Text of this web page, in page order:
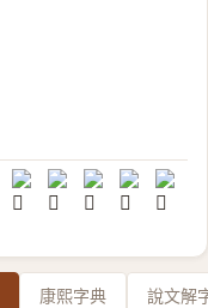
康熙字典 說文解